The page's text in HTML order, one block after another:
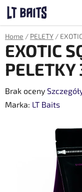
Przejść
treści
Home / PELETY /
EXOTIC
PELETKY
Średnia
ocena
Brak oceny
Marka: LT Baits